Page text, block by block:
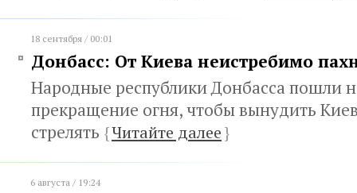
18 сентября / 00:01
Донбасс: От Киева неистребимо
Народные республики Донбасса пошли
прекращение огня, чтобы вынудить
стрелять {Читайте далее}
6 августа / 19:24